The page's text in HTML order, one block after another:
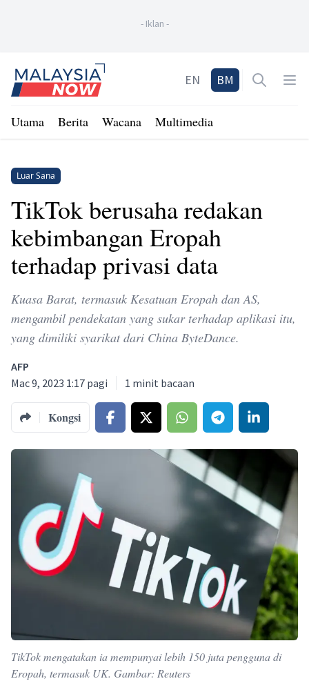
- Iklan -
Home
EN BM Open
Utama Berita Wacana Multimedia
Luar Sana
TikTok berusaha redakan
kebimbangan Eropah
terhadap privasi data
Kuasa Barat, termasuk Kesatuan Eropah dan AS,
mengambil pendekatan yang sukar terhadap aplikasi itu,
yang dimiliki syarikat dari China ByteDance.
AFP
Mac 9, 2023 1:17 pagi
1 minit bacaan
Kongsi
TikTok mengatakan ia mempunyai lebih 150 juta pengguna di
Eropah, termasuk UK. Gambar: Reuters